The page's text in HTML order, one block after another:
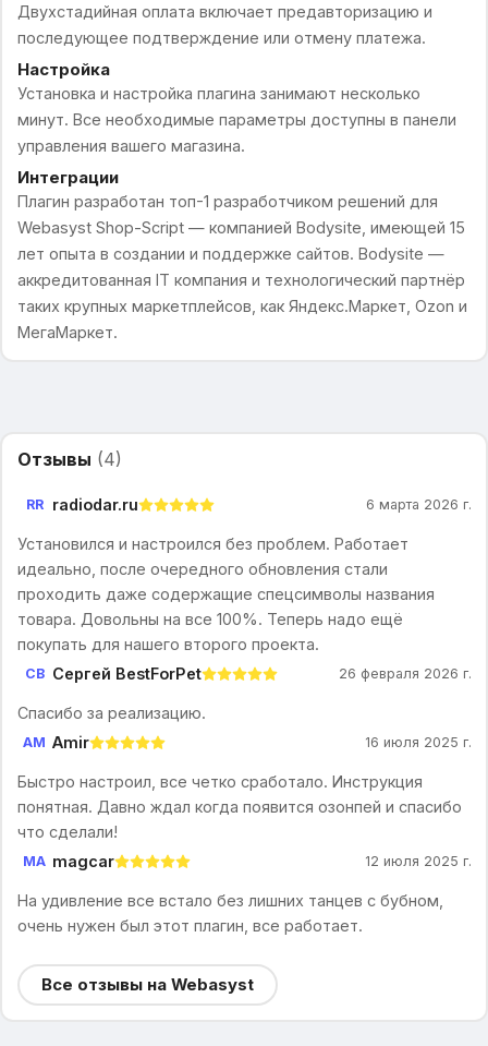
Двухстадийная оплата включает предавторизацию и
последующее подтверждение или отмену платежа.
Настройка
Установка и настройка плагина занимают несколько
минут. Все необходимые параметры доступны в панели
управления вашего магазина.
Интеграции
Плагин разработан топ-1 разработчиком решений для
Webasyst Shop-Script — компанией Bodysite, имеющей 15
лет опыта в создании и поддержке сайтов. Bodysite —
аккредитованная IT компания и технологический партнёр
таких крупных маркетплейсов, как Яндекс.Маркет, Ozon и
МегаМаркет.
Отзывы (4)
RR radiodar.ru 6 марта 2026 г.
Установился и настроился без проблем. Работает
идеально, после очередного обновления стали
проходить даже содержащие спецсимволы названия
товара. Довольны на все 100%. Теперь надо ещё
покупать для нашего второго проекта.
СB Сергей BestForPet 26 февраля 2026 г.
Спасибо за реализацию.
AM Amir 16 июля 2025 г.
Быстро настроил, все четко сработало. Инструкция
понятная. Давно ждал когда появится озонпей и спасибо
что сделали!
MA magcar 12 июля 2025 г.
На удивление все встало без лишних танцев с бубном,
очень нужен был этот плагин, все работает.
Все отзывы на Webasyst